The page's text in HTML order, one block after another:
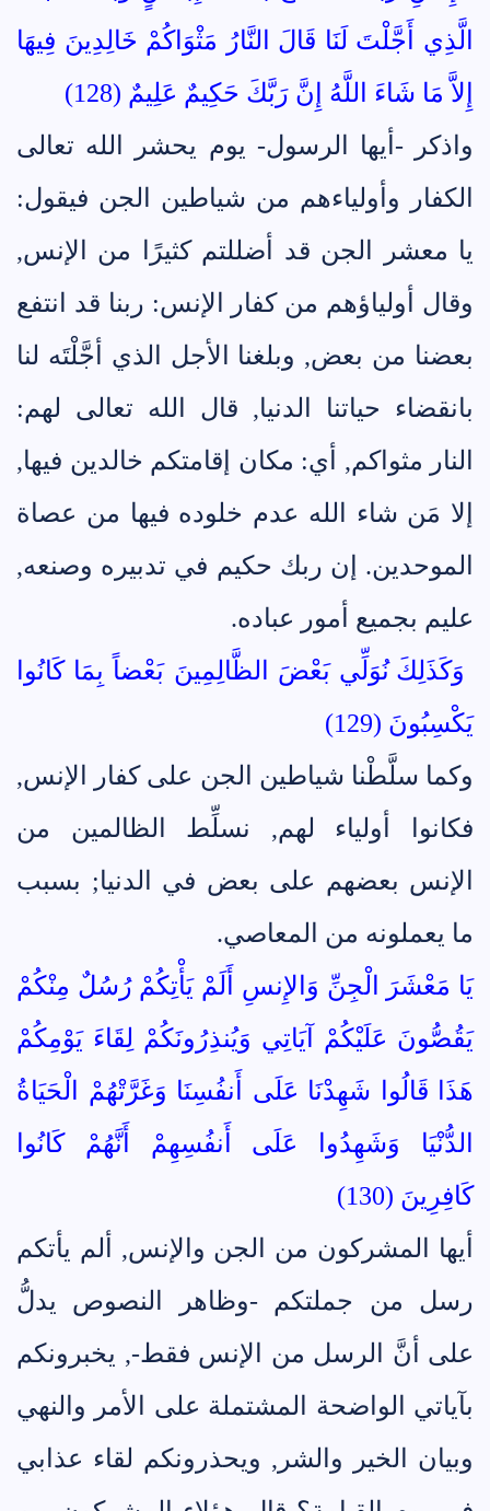
الَّذِي أَجَّلْتَ لَنَا قَالَ النَّارُ مَثْوَاكُمْ خَالِدِينَ فِيهَا
إِلاَّ مَا شَاءَ اللَّهُ إِنَّ رَبَّكَ حَكِيمٌ عَلِيمٌ (128)
واذكر -أيها الرسول- يوم يحشر الله تعالى
الكفار وأولياءهم من شياطين الجن فيقول:
يا معشر الجن قد أضللتم كثيرًا من الإنس,
وقال أولياؤهم من كفار الإنس: ربنا قد انتفع
بعضنا من بعض, وبلغنا الأجل الذي أجَّلْتَه لنا
بانقضاء حياتنا الدنيا, قال الله تعالى لهم:
النار مثواكم, أي: مكان إقامتكم خالدين فيها,
إلا مَن شاء الله عدم خلوده فيها من عصاة
الموحدين. إن ربك حكيم في تدبيره وصنعه,
عليم بجميع أمور عباده.
وَكَذَلِكَ نُوَلِّي بَعْضَ الظَّالِمِينَ بَعْضاً بِمَا كَانُوا
يَكْسِبُونَ (129)
وكما سلَّطْنا شياطين الجن على كفار الإنس,
فكانوا أولياء لهم, نسلِّط الظالمين من
الإنس بعضهم على بعض في الدنيا; بسبب
ما يعملونه من المعاصي.
يَا مَعْشَرَ الْجِنِّ وَالإِنسِ أَلَمْ يَأْتِكُمْ رُسُلٌ مِنْكُمْ
يَقُصُّونَ عَلَيْكُمْ آيَاتِي وَيُنذِرُونَكُمْ لِقَاءَ يَوْمِكُمْ
هَذَا قَالُوا شَهِدْنَا عَلَى أَنفُسِنَا وَغَرَّتْهُمْ الْحَيَاةُ
الدُّنْيَا وَشَهِدُوا عَلَى أَنفُسِهِمْ أَنَّهُمْ كَانُوا
كَافِرِينَ (130)
أيها المشركون من الجن والإنس, ألم يأتكم
رسل من جملتكم -وظاهر النصوص يدلُّ
على أنَّ الرسل من الإنس فقط-, يخبرونكم
بآياتي الواضحة المشتملة على الأمر والنهي
وبيان الخير والشر, ويحذرونكم لقاء عذابي